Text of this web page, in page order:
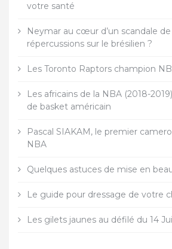
votre santé
Neymar au cœur d’un scandale
répercussions sur le brésilien ?
Les Toronto Raptors champion
Les africains de la NBA (2018-
de basket américain
Pascal SIAKAM, le premier
NBA
Quelques astuces de mise en
Le guide pour dressage de votre
Les gilets jaunes au défilé du 14